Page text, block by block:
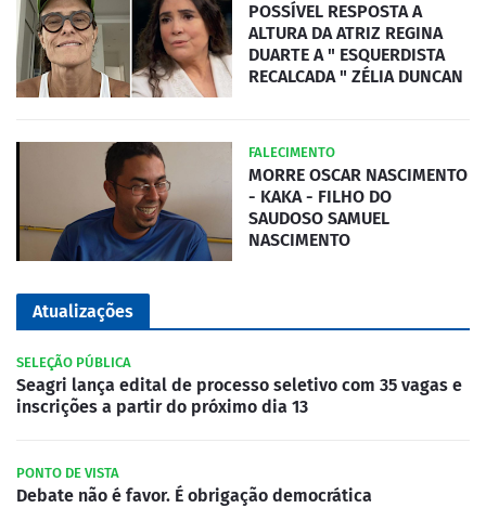
POSSÍVEL RESPOSTA A
ALTURA DA ATRIZ REGINA
DUARTE A " ESQUERDISTA
RECALCADA " ZÉLIA DUNCAN
FALECIMENTO
MORRE OSCAR NASCIMENTO
- KAKA - FILHO DO
SAUDOSO SAMUEL
NASCIMENTO
Atualizações
SELEÇÃO PÚBLICA
Seagri lança edital de processo seletivo com 35 vagas e
inscrições a partir do próximo dia 13
PONTO DE VISTA
Debate não é favor. É obrigação democrática